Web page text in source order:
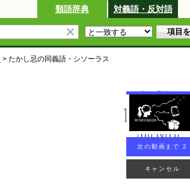
類語辞典 対義語・反対語
> たかし忌の同義語・シソーラス
次の動画まで 2
キャンセル